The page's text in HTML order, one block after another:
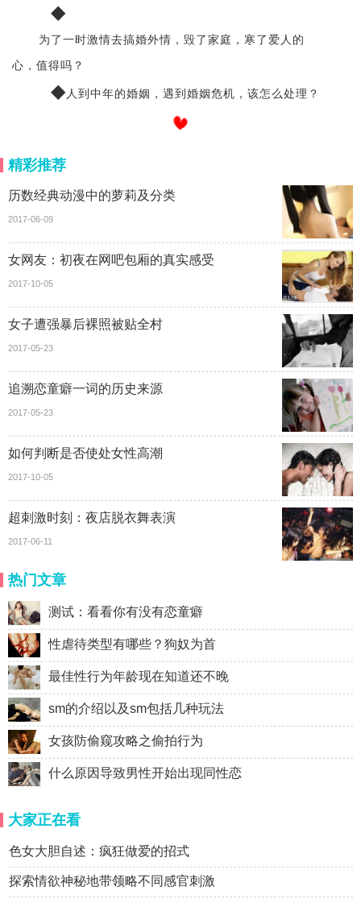
◆
为了一时激情去搞婚外情，毁了家庭，寒了爱人的
心，值得吗？
◆人到中年的婚姻，遇到婚姻危机，该怎么处理？
精彩推荐
历数经典动漫中的萝莉及分类
2017-06-09
女网友：初夜在网吧包厢的真实感受
2017-10-05
女子遭强暴后裸照被贴全村
2017-05-23
追溯恋童癖一词的历史来源
2017-05-23
如何判断是否使处女性高潮
2017-10-05
超刺激时刻：夜店脱衣舞表演
2017-06-11
热门文章
测试：看看你有没有恋童癖
性虐待类型有哪些？狗奴为首
最佳性行为年龄现在知道还不晚
sm的介绍以及sm包括几种玩法
女孩防偷窥攻略之偷拍行为
什么原因导致男性开始出现同性恋
大家正在看
色女大胆自述：疯狂做爱的招式
探索情欲神秘地带领略不同感官刺激